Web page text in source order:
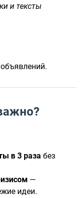
и тексты
в 3 раза без
—
идеи.